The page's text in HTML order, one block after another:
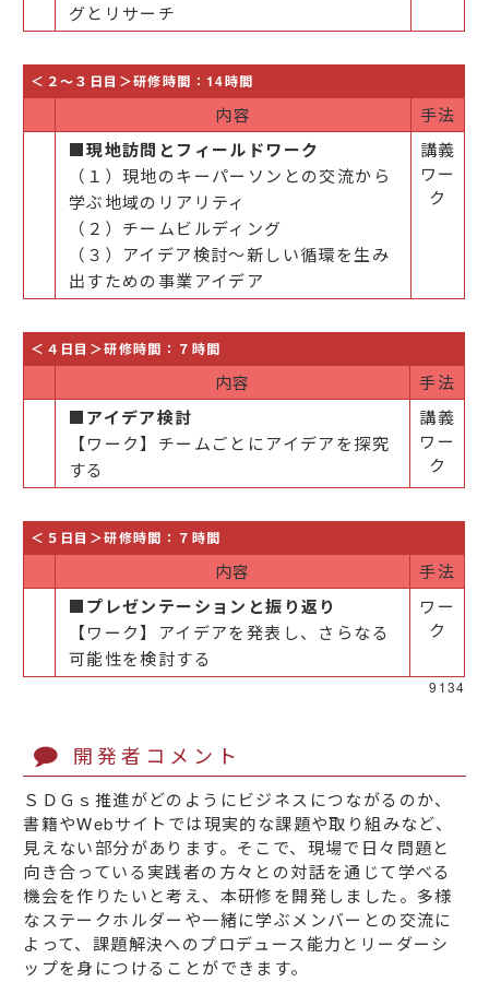
グとリサーチ​
＜２～３日目＞研修時間：14時間
内容 手法
■現地訪問とフィールドワーク​
（１）現地のキーパーソンとの交流から
学ぶ地域の​リアリティ
（２）チームビルディング​
（３）アイデア検討～新しい循環を生み
出すための事業アイデア​
講義
ワー
ク
＜４日目＞研修時間：７時間
内容 手法
■アイデア検討​
【ワーク】チームごとにアイデアを探究
する​
講義
ワー
ク
＜５日目＞研修時間：７時間
内容 手法
■プレゼンテーションと振り返り​
【ワーク】アイデアを発表し、​さらなる
可能性を検討する
ワー
ク
9134
開発者コメント
ＳＤＧｓ推進がどのようにビジネスにつながるのか、
書籍やWebサイトでは現実的な課題や取り組みなど、
見えない部分があります。そこで、現場で日々問題と
向き合っている実践者の方々との対話を通じて学べる
機会を作りたいと考え、本研修を開発しました。多様
なステークホルダーや一緒に学ぶメンバーとの交流に
よって、課題解決へのプロデュース能力とリーダーシ
ップを身につけることができます。